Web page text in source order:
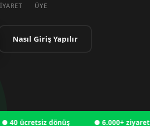
ÜYE
Nasıl Giriş Yapılır
dönüş ● 6.000+ ziyaret